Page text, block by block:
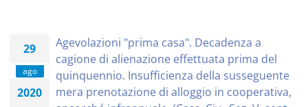
29
ago
2020
Agevolazioni "prima casa". Decadenza a
cagione di alienazione effettuata prima del
quinquennio. Insufficienza della susseguente
mera prenotazione di alloggio in cooperativa,